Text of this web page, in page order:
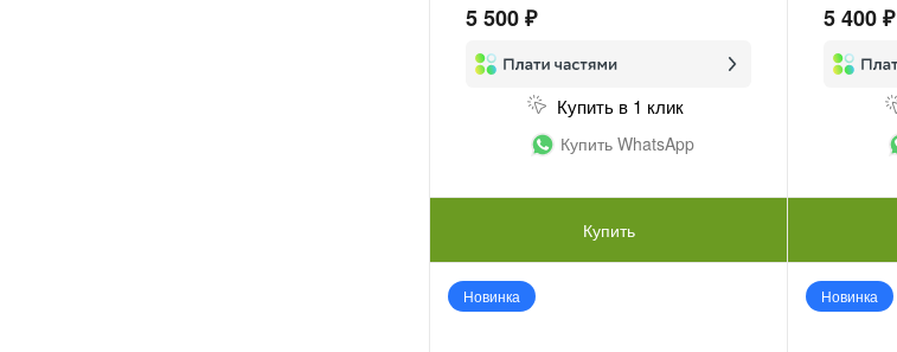
5 500 ₽
Купить в 1 клик
Купить WhatsApp
Купить
5 400 ₽
Новинка Новинка